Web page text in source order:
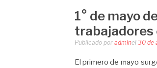
1° de mayo
trabajadores
Publicado por adminel 30 de
El primero de mayo